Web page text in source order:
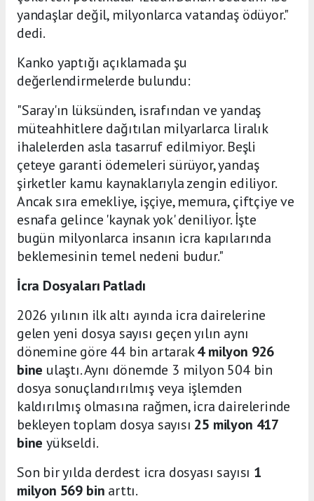
yandaşlar değil, milyonlarca vatandaş ödüyor."
dedi.
Kanko yaptığı açıklamada şu
değerlendirmelerde bulundu:
"Saray'ın lüksünden, israfından ve yandaş
müteahhitlere dağıtılan milyarlarca liralık
ihalelerden asla tasarruf edilmiyor. Beşli
çeteye garanti ödemeleri sürüyor, yandaş
şirketler kamu kaynaklarıyla zengin ediliyor.
Ancak sıra emekliye, işçiye, memura, çiftçiye ve
esnafa gelince 'kaynak yok' deniliyor. İşte
bugün milyonlarca insanın icra kapılarında
beklemesinin temel nedeni budur."
İcra Dosyaları Patladı
2026 yılının ilk altı ayında icra dairelerine
gelen yeni dosya sayısı geçen yılın aynı
dönemine göre 44 bin artarak4 milyon 926
bine ulaştı. Aynı dönemde 3 milyon 504 bin
dosya sonuçlandırılmış veya işlemden
kaldırılmış olmasına rağmen, icra dairelerinde
bekleyen toplam dosya sayısı 25 milyon 417
bine yükseldi.
Son bir yılda derdest icra dosyası sayısı 1
milyon 569 bin arttı.